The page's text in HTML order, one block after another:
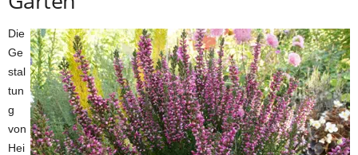
Die
Ge
stal
tun
g
von
Hei